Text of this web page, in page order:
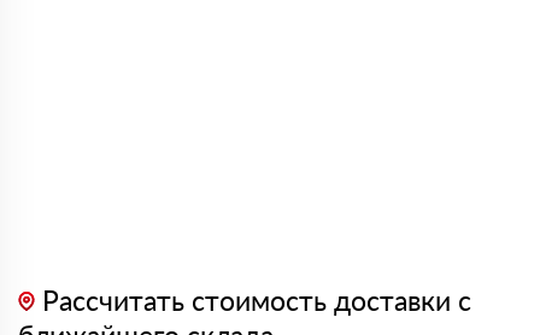
Рассчитать стоимость доставки с